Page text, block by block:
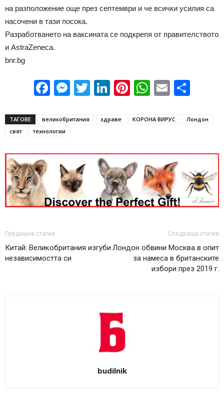
на разположение още през септември и че всички усилия са
насочени в тази посока.
Разработването на ваксината се подкрепя от правителството
и AstraZeneca.
bnr.bg
Facebook
Messenger
Twitter
LinkedIn
Pinterest
WhatsApp
Email
ТАГОВЕ великобритания здраве КОРОНА ВИРУС
Лондон
свят
технологии
Предишна статия
Китай: Великобритания изгуби
независимостта си
Следваща статия
Лондон обвини Москва в опит
за намеса в британските
избори през 2019 г.
budilnik